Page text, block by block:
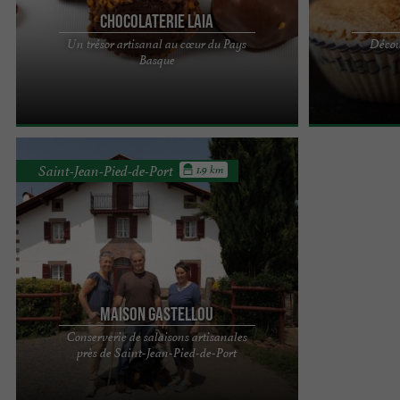
Chocolaterie Laia
Un trésor artisanal au cœur du Pays
Basque
La Chocolaterie Laia : un trésor artisanal au cœur
du Pays Basque Dépositaire d'une véritable
Depuis 3
savoir-faire
rigueur et ...
Maison Gastellou
Conserverie de salaisons artisanales
près de Saint-Jean-Pied-de-Port
Saint-Jean-Pied-de-Port 1.9 km
Située en plein cœur du PAYS-BASQUE, tout près
du village de SAINT-JEAN-PIED-DE-PORT, la ferme
"POUTZIA" est ...